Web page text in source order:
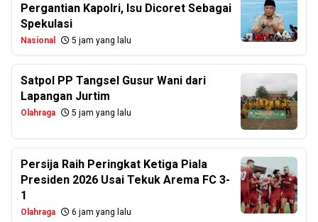
Pergantian Kapolri, Isu Dicoret Sebagai
Spekulasi
Nasional 5 jam yang lalu
Satpol PP Tangsel Gusur Wani dari
Lapangan Jurtim
Olahraga 5 jam yang lalu
Persija Raih Peringkat Ketiga Piala
Presiden 2026 Usai Tekuk Arema FC 3-
1
Olahraga 6 jam yang lalu